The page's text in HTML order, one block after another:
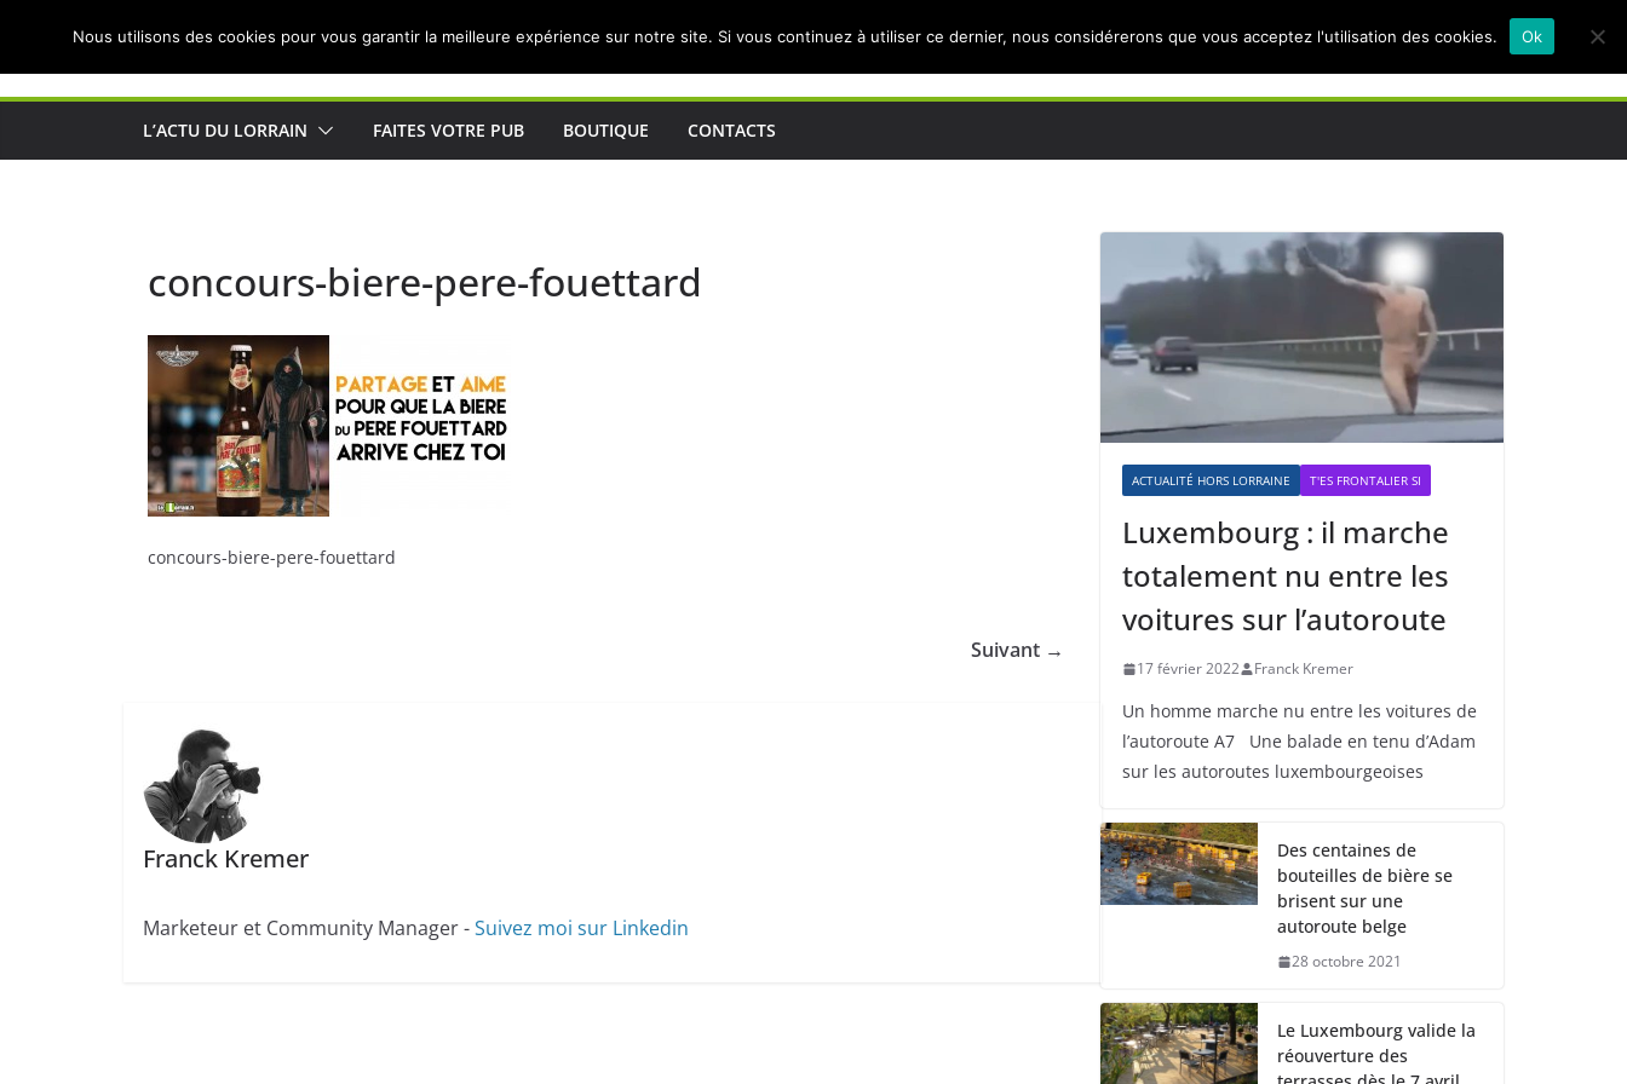
Actualités de Lorraine pour les Lorrains
L’ACTU DU LORRAIN FAITES VOTRE PUB BOUTIQUE CONTACTS
concours-biere-pere-fouettard
concours-biere-pere-fouettard
Suivant →
Franck Kremer
Marketeur et Community Manager -Suivez moi sur Linkedin
ACTUALITÉ HORS LORRAINE T'ES FRONTALIER SI
Luxembourg : il marche
totalement nu entre les
voitures sur l’autoroute
17 février 2022 Franck Kremer
Un homme marche nu entre les voitures de
l’autoroute A7 Une balade en tenu d’Adam
sur les autoroutes luxembourgeoises
Des centaines de
bouteilles de bière se
brisent sur une
autoroute belge
28 octobre 2021
Le Luxembourg valide la
réouverture des
Nous utilisons des cookies pour vous garantir la meilleure expérience sur notre site. Si vous continuez à utiliser ce dernier, nous considérerons que vous acceptez l'utilisation des cookies. Ok